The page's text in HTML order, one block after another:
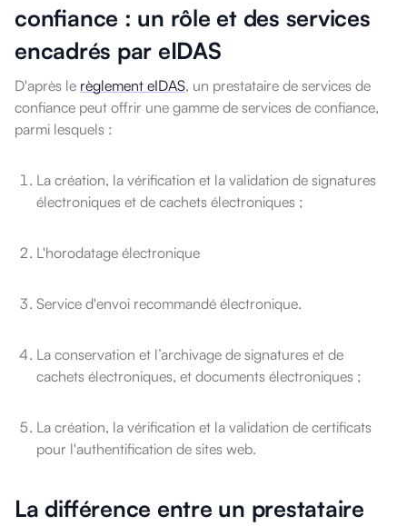
confiance : un rôle et des services
encadrés par eIDAS
D'après le règlement eIDAS, un prestataire de services de
confiance peut offrir une gamme de services de confiance,
parmi lesquels :
La création, la vérification et la validation de signatures
électroniques et de cachets électroniques ;
L'horodatage électronique
Service d'envoi recommandé électronique.
La conservation et l’archivage de signatures et de
cachets électroniques, et documents électroniques ;
La création, la vérification et la validation de certificats
pour l'authentification de sites web.
La différence entre un prestataire